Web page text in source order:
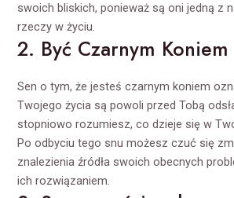
swoich bliskich, ponieważ są oni jedną z
rzeczy w życiu.
2. Być Czarnym Koniem
Sen o tym, że jesteś czarnym koniem
Twojego życia są powoli przed Tobą
stopniowo rozumiesz, co dzieje się w
Po odbyciu tego snu możesz czuć się
znalezienia źródła swoich obecnych
ich rozwiązaniem.